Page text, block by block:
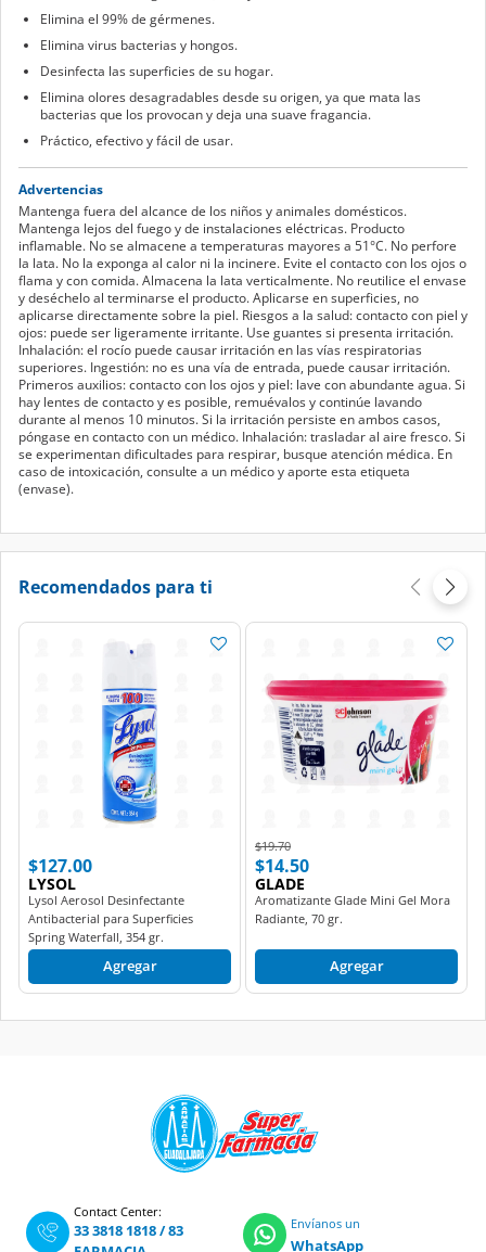
Elimina el 99% de gérmenes.
Elimina virus bacterias y hongos.
Desinfecta las superficies de su hogar.
Elimina olores desagradables desde su origen, ya que mata las
bacterias que los provocan y deja una suave fragancia.
Práctico, efectivo y fácil de usar.
Advertencias
Mantenga fuera del alcance de los niños y animales domésticos.
Mantenga lejos del fuego y de instalaciones eléctricas. Producto
inflamable. No se almacene a temperaturas mayores a 51°C. No perfore
la lata. No la exponga al calor ni la incinere. Evite el contacto con los ojos o
flama y con comida. Almacena la lata verticalmente. No reutilice el envase
y deséchelo al terminarse el producto. Aplicarse en superficies, no
aplicarse directamente sobre la piel. Riesgos a la salud: contacto con piel y
ojos: puede ser ligeramente irritante. Use guantes si presenta irritación.
Inhalación: el rocío puede causar irritación en las vías respiratorias
superiores. Ingestión: no es una vía de entrada, puede causar irritación.
Primeros auxilios: contacto con los ojos y piel: lave con abundante agua. Si
hay lentes de contacto y es posible, remuévalos y continúe lavando
durante al menos 10 minutos. Si la irritación persiste en ambos casos,
póngase en contacto con un médico. Inhalación: trasladar al aire fresco. Si
se experimentan dificultades para respirar, busque atención médica. En
caso de intoxicación, consulte a un médico y aporte esta etiqueta
(envase).
Recomendados para ti
$127.00
LYSOL
Lysol Aerosol Desinfectante
Antibacterial para Superficies
Spring Waterfall, 354 gr.
Agregar
Price reduced from
$19.70to
$14.50
GLADE
Aromatizante Glade Mini Gel Mora
Radiante, 70 gr.
Agregar
Contact Center:
33 3818 1818/83
Envíanos un
WhatsApp